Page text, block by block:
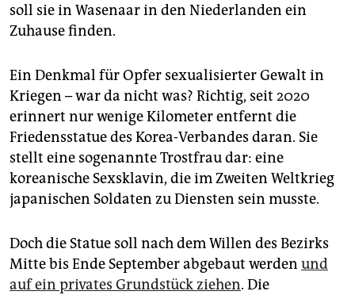
soll sie in Wasenaar in den Niederlanden ein
Zuhause finden.
Ein Denkmal für Opfer sexualisierter Gewalt in
Kriegen – war da nicht was? Richtig, seit 2020
erinnert nur wenige Kilometer entfernt die
Friedensstatue des Korea-Verbandes daran. Sie
stellt eine sogenannte Trostfrau dar: eine
koreanische Sexsklavin, die im Zweiten Weltkrieg
japanischen Soldaten zu Diensten sein musste.
Doch die Statue soll nach dem Willen des Bezirks
Mitte bis Ende September abgebaut werden und
auf ein privates Grundstück ziehen. Die